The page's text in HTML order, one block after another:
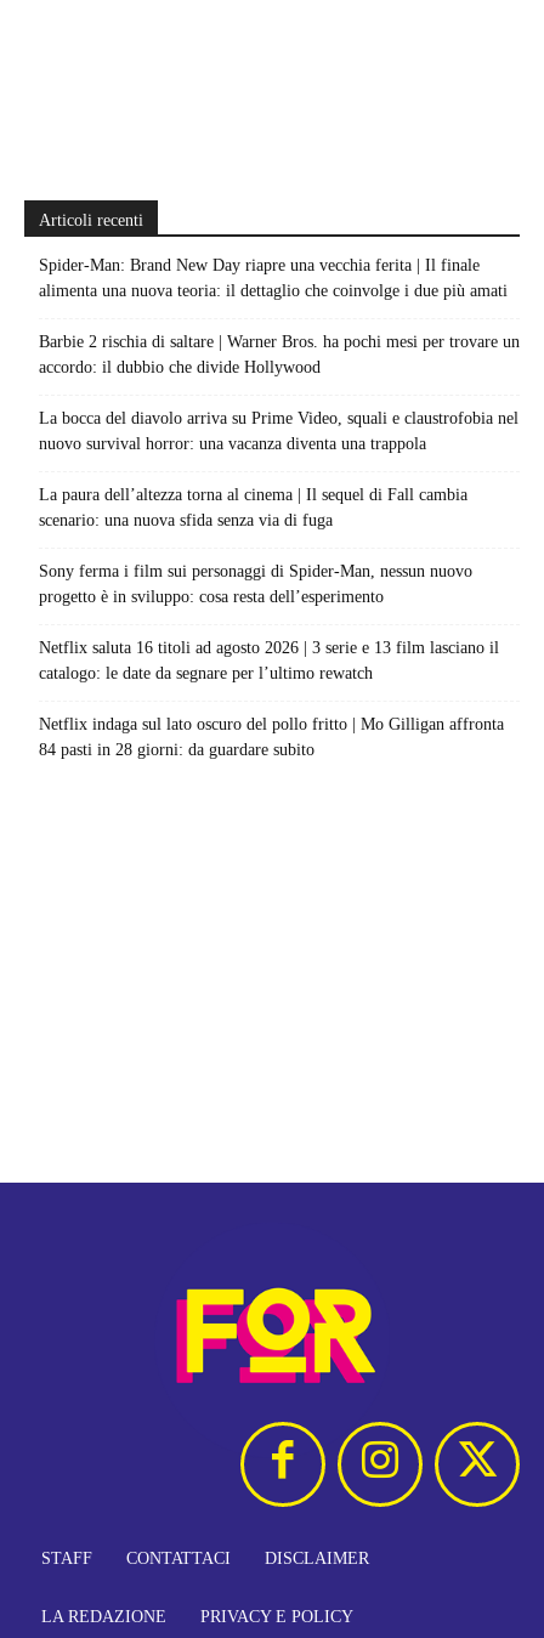
Articoli recenti
Spider-Man: Brand New Day riapre una vecchia ferita | Il finale
alimenta una nuova teoria: il dettaglio che coinvolge i due più amati
Barbie 2 rischia di saltare | Warner Bros. ha pochi mesi per trovare un
accordo: il dubbio che divide Hollywood
La bocca del diavolo arriva su Prime Video, squali e claustrofobia nel
nuovo survival horror: una vacanza diventa una trappola
La paura dell’altezza torna al cinema | Il sequel di Fall cambia
scenario: una nuova sfida senza via di fuga
Sony ferma i film sui personaggi di Spider-Man, nessun nuovo
progetto è in sviluppo: cosa resta dell’esperimento
Netflix saluta 16 titoli ad agosto 2026 | 3 serie e 13 film lasciano il
catalogo: le date da segnare per l’ultimo rewatch
Netflix indaga sul lato oscuro del pollo fritto | Mo Gilligan affronta
84 pasti in 28 giorni: da guardare subito
STAFF CONTATTACI DISCLAIMER
LA REDAZIONE PRIVACY E POLICY